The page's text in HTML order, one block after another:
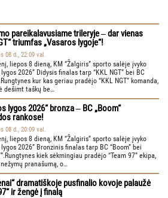
pareikalavusiame trileryje ‒ dar vienas
triumfas „Vasaros lygoje“!
08 d., 22:09 val.
liepos 8 dieną, KM “Žalgiris” sporto salėje įvyko
2026” Didysis finalas tarp “KKL NGT” bei BC
kur kas geriau pradėjo “KKL NGT” komanda,
dešimt taškų be…
lygos 2026“ bronza ‒ BC „Boom“
rankose!
08 d., 20:09 val.
liepos 8 dieną, KM “Žalgiris” sporto salėje įvyko
lygos 2026” Bronzinis finalas tarp BC “Boom” bei
kiek sėkmingiau pradėjo “Team 97” ekipa,
pranašumą, o…
dramatiškoje pusfinalio kovoje palaužė
ir žengė į finalą